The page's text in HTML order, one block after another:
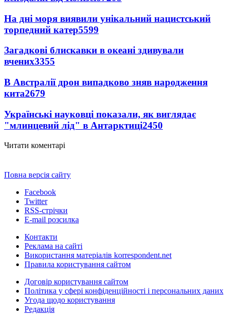
На дні моря виявили унікальний нацистський
торпедний катер5599
Загадкові блискавки в океані здивували
вчених3355
В Австралії дрон випадково зняв народження
кита2679
Українські науковці показали, як виглядає
"млинцевий лід" в Антарктиці2450
Читати коментарі
Повна версія сайту
Facebook
Twitter
RSS-стрічки
E-mail розсилка
Контакти
Реклама на сайті
Використання матеріалів korrespondent.net
Правила користування сайтом
Договір користування сайтом
Політика у сфері конфіденційності і персональних даних
Угода щодо користування
Редакція